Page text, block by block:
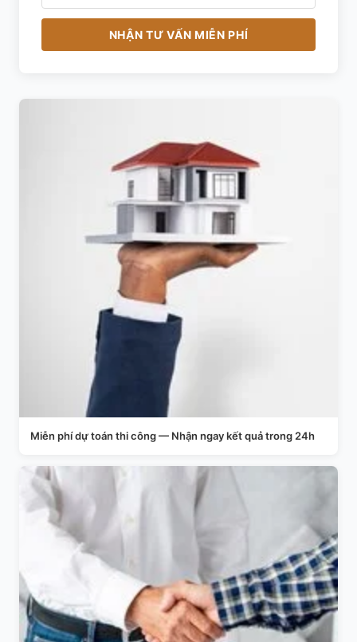
NHẬN TƯ VẤN MIỄN PHÍ
Miễn phí dự toán thi công — Nhận ngay kết quả trong 24h